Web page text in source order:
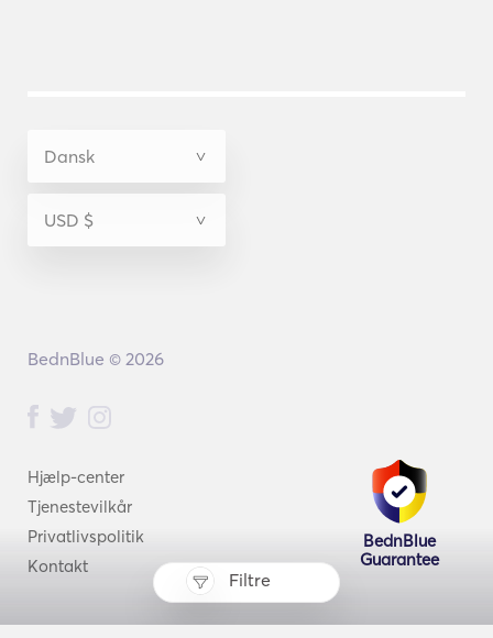
Filtre
Hjælp-center
Tjenestevilkår
Privatlivspolitik
Kontakt
BednBlue
Guarantee
BednBlue © 2026